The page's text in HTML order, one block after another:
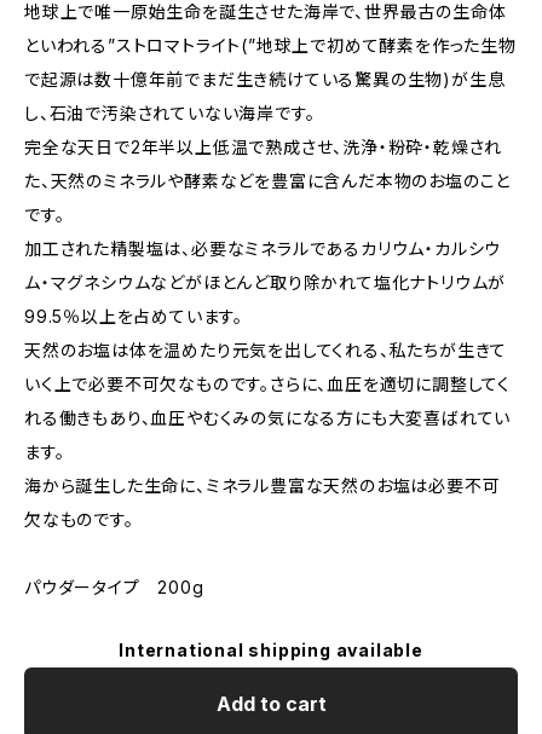
地球上で唯一原始生命を誕生させた海岸で、世界最古の生命体
といわれる”ストロマトライト(”地球上で初めて酵素を作った生物
で起源は数十億年前でまだ生き続けている驚異の生物)が生息
し、石油で汚染されていない海岸です。
完全な天日で2年半以上低温で熟成させ、洗浄・粉砕・乾燥され
た、天然のミネラルや酵素などを豊富に含んだ本物のお塩のこと
です。
加工された精製塩は、必要なミネラルであるカリウム・カルシウ
ム・マグネシウムなどがほとんど取り除かれて塩化ナトリウムが
99.5％以上を占めています。
天然のお塩は体を温めたり元気を出してくれる、私たちが生きて
いく上で必要不可欠なものです。さらに、血圧を適切に調整してく
れる働きもあり、血圧やむくみの気になる方にも大変喜ばれてい
ます。
海から誕生した生命に、ミネラル豊富な天然のお塩は必要不可
欠なものです。
パウダータイプ 200g
International shipping available
Add to cart